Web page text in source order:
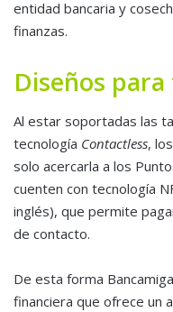
entidad bancaria y
finanzas.
Diseños
Al estar soportadas las
tecnología Contactless,
solo acercarla a los
cuenten con tecnología
inglés), que permite
de contacto.
De esta forma
financiera que ofrece un